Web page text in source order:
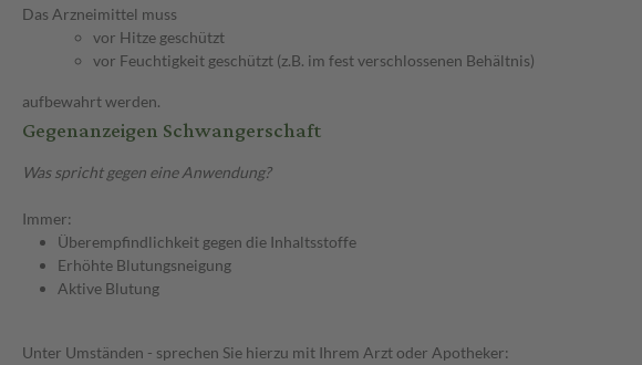
Das Arzneimittel muss
vor Hitze geschützt
vor Feuchtigkeit geschützt (z.B. im fest verschlossenen Behältnis)
aufbewahrt werden.
Gegenanzeigen Schwangerschaft
Was spricht gegen eine Anwendung?
Immer:
Überempfindlichkeit gegen die Inhaltsstoffe
Erhöhte Blutungsneigung
Aktive Blutung
Unter Umständen - sprechen Sie hierzu mit Ihrem Arzt oder Apotheker: